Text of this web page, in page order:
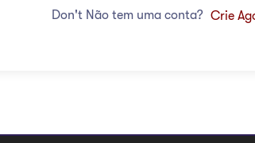
Don't Não tem uma conta? Crie